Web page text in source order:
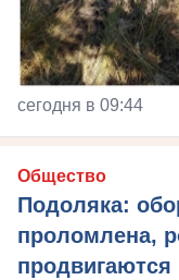
сегодня в 09:44
Общество
Подоляка:
проломлена,
продвигаются